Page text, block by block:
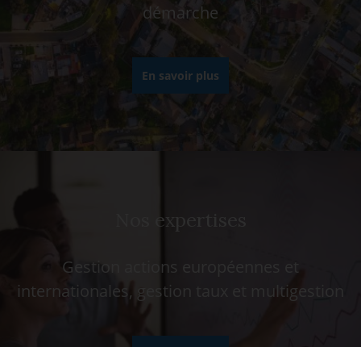
démarche
En savoir plus
Nos expertises
Gestion actions européennes et
internationales, gestion taux et multigestion